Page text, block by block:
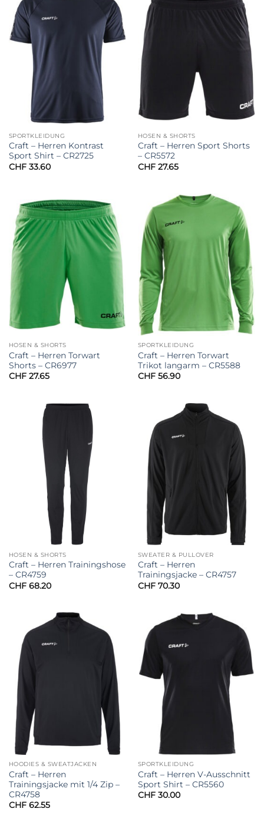
SPORTKLEIDUNG
Craft – Herren Kontrast
Sport Shirt – CR2725
CHF33.60
HOSEN & SHORTS
Craft – Herren Sport Shorts
– CR5572
CHF27.65
HOSEN & SHORTS
Craft – Herren Torwart
Shorts – CR6977
CHF27.65
SPORTKLEIDUNG
Craft – Herren Torwart
Trikot langarm – CR5588
CHF56.90
HOSEN & SHORTS
Craft – Herren Trainingshose
– CR4759
CHF68.20
SWEATER & PULLOVER
Craft – Herren
Trainingsjacke – CR4757
CHF70.30
HOODIES & SWEATJACKEN
Craft – Herren
Trainingsjacke mit 1/4 Zip –
CR4758
CHF62.55
SPORTKLEIDUNG
Craft – Herren V-Ausschnitt
Sport Shirt – CR5560
CHF30.00